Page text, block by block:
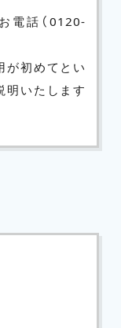
電話（0120-
が初めてとい
明いたします